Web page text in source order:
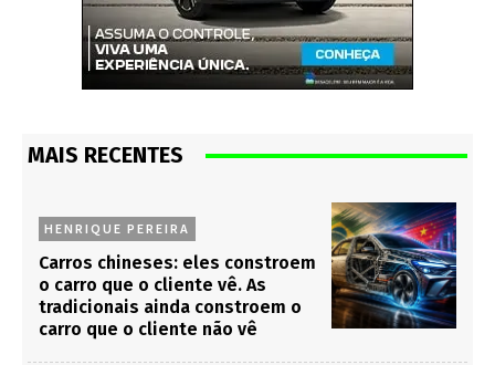
MAIS RECENTES
HENRIQUE PEREIRA
Carros chineses: eles constroem
o carro que o cliente vê. As
tradicionais ainda constroem o
carro que o cliente não vê